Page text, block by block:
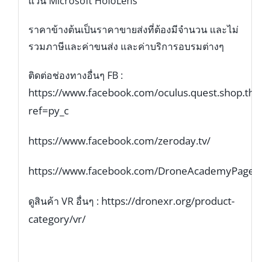
ราคาข้างต้นเป็นราคาขายส่งที่ต้องมีจำนวน และไม่
รวมภาษีและค่าขนส่ง และค่าบริการอบรมต่างๆ
ติดต่อช่องทางอื่นๆ FB :
https://www.facebook.com/
ref=py_c
https://www.facebook.com/zeroday.tv/
https://www.facebook.com/DroneAcademyPage/
ดูสินค้า VR อื่นๆ : https://dronexr.org/product-
category/vr/